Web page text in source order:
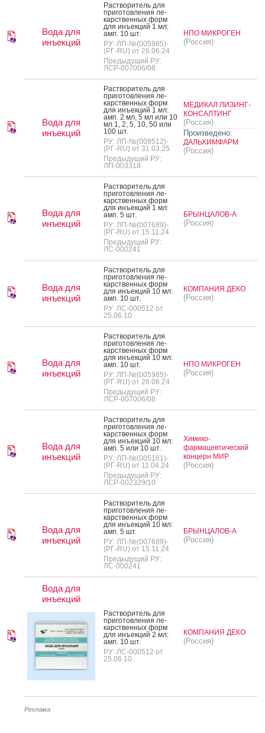
Вода для
инъекций
Рас­тво­ритель для
при­готов­ле­ния ле­
карс­твен­ных форм
для инъ­ек­ций 1 мл:
амп. 10 шт.
РУ: ЛП-№(005985)-
(РГ-RU) от 26.06.24
Предыдущий РУ:
ЛСР-007006/08
НПО МИКРОГЕН
(Россия)
Вода для
инъекций
Рас­тво­ритель для
при­готов­ле­ния ле­
карс­твен­ных форм
для инъ­ек­ций 1 мл:
амп. 2 мл, 5 мл или 10
мл 1, 2, 5, 10, 50 или
100 шт.
РУ: ЛП-№(009512)-
(РГ-RU) от 31.03.25
Предыдущий РУ:
ЛП-003318
МЕДИКАЛ ЛИЗИНГ-
КОНСАЛТИНГ
(Россия)
Произведено:
ДАЛЬХИМФАРМ
(Россия)
Вода для
инъекций
Рас­тво­ритель для
при­готов­ле­ния ле­
карс­твен­ных форм
для инъ­ек­ций 1 мл:
амп. 5 шт.
РУ: ЛП-№(007689)-
(РГ-RU) от 15.11.24
Предыдущий РУ:
ЛС-000241
БРЫНЦАЛОВ-А
(Россия)
Вода для
инъекций
Рас­тво­ритель для
при­готов­ле­ния ле­
карс­твен­ных форм
для инъ­ек­ций 10 мл:
амп. 10 шт.
РУ: ЛС-000512 от
25.06.10
КОМПАНИЯ ДЕКО
(Россия)
Вода для
инъекций
Рас­тво­ритель для
при­готов­ле­ния ле­
карс­твен­ных форм
для инъ­ек­ций 10 мл:
амп. 10 шт.
РУ: ЛП-№(005985)-
(РГ-RU) от 26.06.24
Предыдущий РУ:
ЛСР-007006/08
НПО МИКРОГЕН
(Россия)
Вода для
инъекций
Рас­тво­ритель для
при­готов­ле­ния ле­
карс­твен­ных форм
для инъ­ек­ций 10 мл:
амп. 5 или 10 шт.
РУ: ЛП-№(005161)-
(РГ-RU) от 11.04.24
Предыдущий РУ:
ЛСР-002329/10
Химико-
фармацевтический
концерн МИР
(Россия)
Вода для
инъекций
Рас­тво­ритель для
при­готов­ле­ния ле­
карс­твен­ных форм
для инъ­ек­ций 10 мл:
амп. 5 шт.
РУ: ЛП-№(007689)-
(РГ-RU) от 15.11.24
Предыдущий РУ:
ЛС-000241
БРЫНЦАЛОВ-А
(Россия)
Вода для
инъекций
Рас­тво­ритель для
при­готов­ле­ния ле­
карс­твен­ных форм
для инъ­ек­ций 2 мл:
амп. 10 шт.
РУ: ЛС-000512 от
25.06.10
КОМПАНИЯ ДЕКО
(Россия)
Реклама